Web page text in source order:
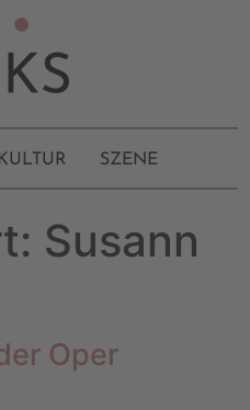
SZENE
Susann
Oper